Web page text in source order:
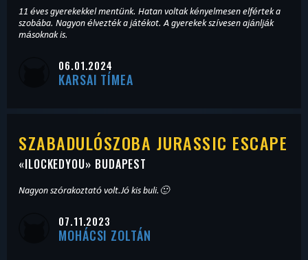
11 éves gyerekekkel mentünk. Hatan voltak kényelmesen elfértek a
szobába. Nagyon élvezték a játékot. A gyerekek szívesen ajánlják
másoknak is.
06.01.2024
KARSAI TÍMEA
SZABADULÓSZOBA JURASSIC ESCAPE
«ILOCKEDYOU» BUDAPEST
Nagyon szórakoztató volt.Jó kis buli.🙂
07.11.2023
MOHÁCSI ZOLTÁN